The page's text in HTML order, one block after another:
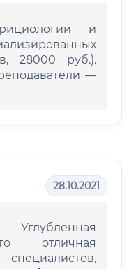
и
28000 руб.).
—
28.10.2021
отличная